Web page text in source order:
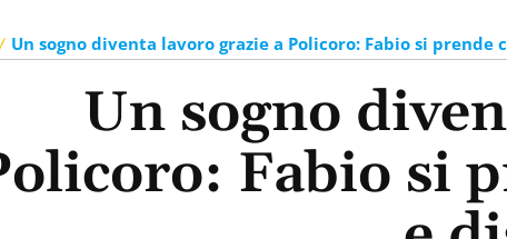
Un sogno diventa lavoro grazie a Policoro: Fabio si
Un sogno
Fabio si